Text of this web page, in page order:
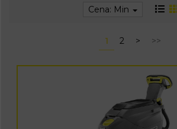
Cena: Min
1 2 > >>